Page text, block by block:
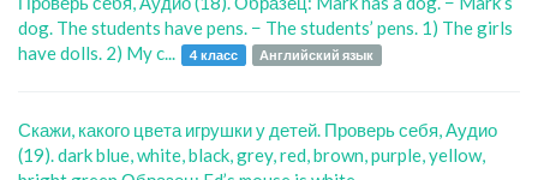
dog. The students have pens. − The students’ pens. 1) The girls
have dolls. 2) My c...
4 класс Английский язык
Скажи, какого цвета игрушки у детей. Проверь себя, Аудио
(19). dark blue, white, black, grey, red, brown, purple, yellow,